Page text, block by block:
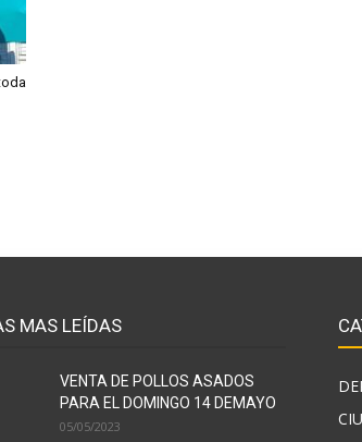
MAS LEÍDAS
VENTA DE POLLOS ASADOS
PARA EL DOMINGO 14 DEMAYO
05/05/2023